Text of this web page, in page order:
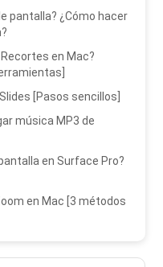
pantalla? ¿Cómo hacer
en Mac?
[Pasos sencillos]
música MP3 de
en Surface Pro?
en Mac [3 métodos